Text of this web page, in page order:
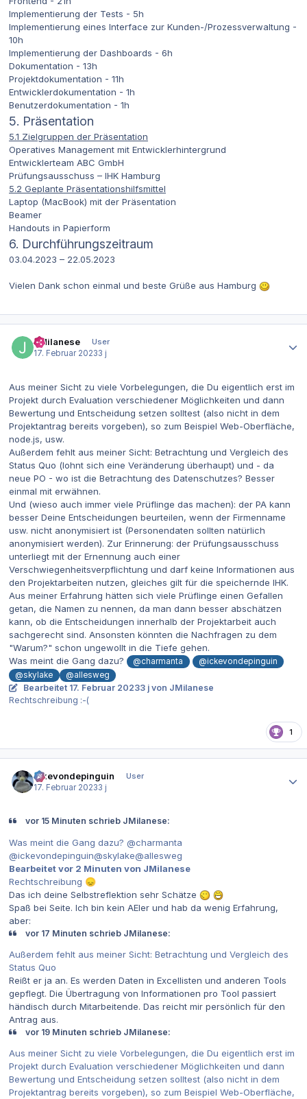
Implementierung der Tests - 5h
Implementierung eines Interface zur Kunden-/Prozessverwaltung -
10h
Implementierung der Dashboards - 6h
Dokumentation - 13h
Projektdokumentation - 11h
Entwicklerdokumentation - 1h
Benutzerdokumentation - 1h
5. Präsentation
5.1 Zielgruppen der Präsentation
Operatives Management mit Entwicklerhintergrund
Entwicklerteam ABC GmbH
Prüfungsausschuss – IHK Hamburg
5.2 Geplante Präsentationshilfsmittel
Laptop (MacBook) mit der Präsentation
Beamer
Handouts in Papierform
6. Durchführungszeitraum
03.04.2023 – 22.05.2023
Vielen Dank schon einmal und beste Grüße aus Hamburg
JMilanese
User
17. Februar 20233 j
Aus meiner Sicht zu viele Vorbelegungen, die Du eigentlich erst im
Projekt durch Evaluation verschiedener Möglichkeiten und dann
Bewertung und Entscheidung setzen solltest (also nicht in dem
Projektantrag bereits vorgeben), so zum Beispiel Web-Oberfläche,
node.js, usw.
Außerdem fehlt aus meiner Sicht: Betrachtung und Vergleich des
Status Quo (lohnt sich eine Veränderung überhaupt) und - da
neue PO - wo ist die Betrachtung des Datenschutzes? Besser
einmal mit erwähnen.
Und (wieso auch immer viele Prüflinge das machen): der PA kann
besser Deine Entscheidungen beurteilen, wenn der Firmenname
usw. nicht anonymisiert ist (Personendaten sollten natürlich
anonymisiert werden). Zur Erinnerung: der Prüfungsausschuss
unterliegt mit der Ernennung auch einer
Verschwiegenheitsverpflichtung und darf keine Informationen aus
den Projektarbeiten nutzen, gleiches gilt für die speichernde IHK.
Aus meiner Erfahrung hätten sich viele Prüflinge einen Gefallen
getan, die Namen zu nennen, da man dann besser abschätzen
kann, ob die Entscheidungen innerhalb der Projektarbeit auch
sachgerecht sind. Ansonsten könnten die Nachfragen zu dem
"Warum?" schon ungewollt in die Tiefe gehen.
Was meint die Gang dazu?
@charmanta
@ickevondepinguin
@skylake
@allesweg
Bearbeitet 17. Februar 20233 j von JMilanese
Rechtschreibung :-(
1
ickevondepinguin
User
17. Februar 20233 j
vor 15 Minuten schrieb JMilanese:
Was meint die Gang dazu? @charmanta
@ickevondepinguin@skylake@allesweg
Bearbeitet vor 2 Minuten von JMilanese
Rechtschreibung 😞
Das ich deine Selbstreflektion sehr Schätze
Spaß bei Seite. Ich bin kein AEler und hab da wenig Erfahrung,
aber:
vor 17 Minuten schrieb JMilanese:
Außerdem fehlt aus meiner Sicht: Betrachtung und Vergleich des
Status Quo
Reißt er ja an. Es werden Daten in Excellisten und anderen Tools
gepflegt. Die Übertragung von Informationen pro Tool passiert
händisch durch Mitarbeitende. Das reicht mir persönlich für den
Antrag aus.
vor 19 Minuten schrieb JMilanese:
Aus meiner Sicht zu viele Vorbelegungen, die Du eigentlich erst im
Projekt durch Evaluation verschiedener Möglichkeiten und dann
Bewertung und Entscheidung setzen solltest (also nicht in dem
Projektantrag bereits vorgeben), so zum Beispiel Web-Oberfläche,